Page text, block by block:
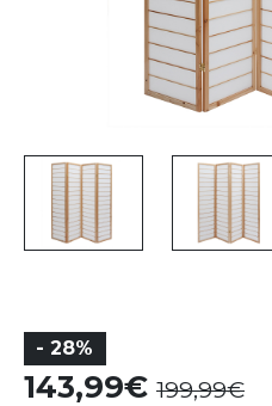
- 28%
143,99 199,99